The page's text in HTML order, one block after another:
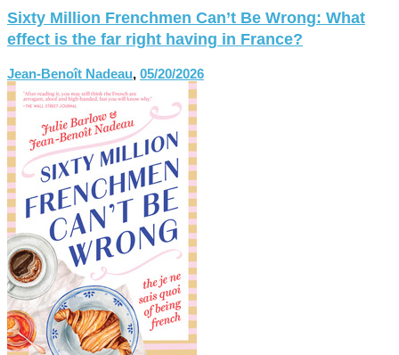
Sixty Million Frenchmen Can’t Be Wrong: What
effect is the far right having in France?
Jean-Benoît Nadeau, 05/20/2026